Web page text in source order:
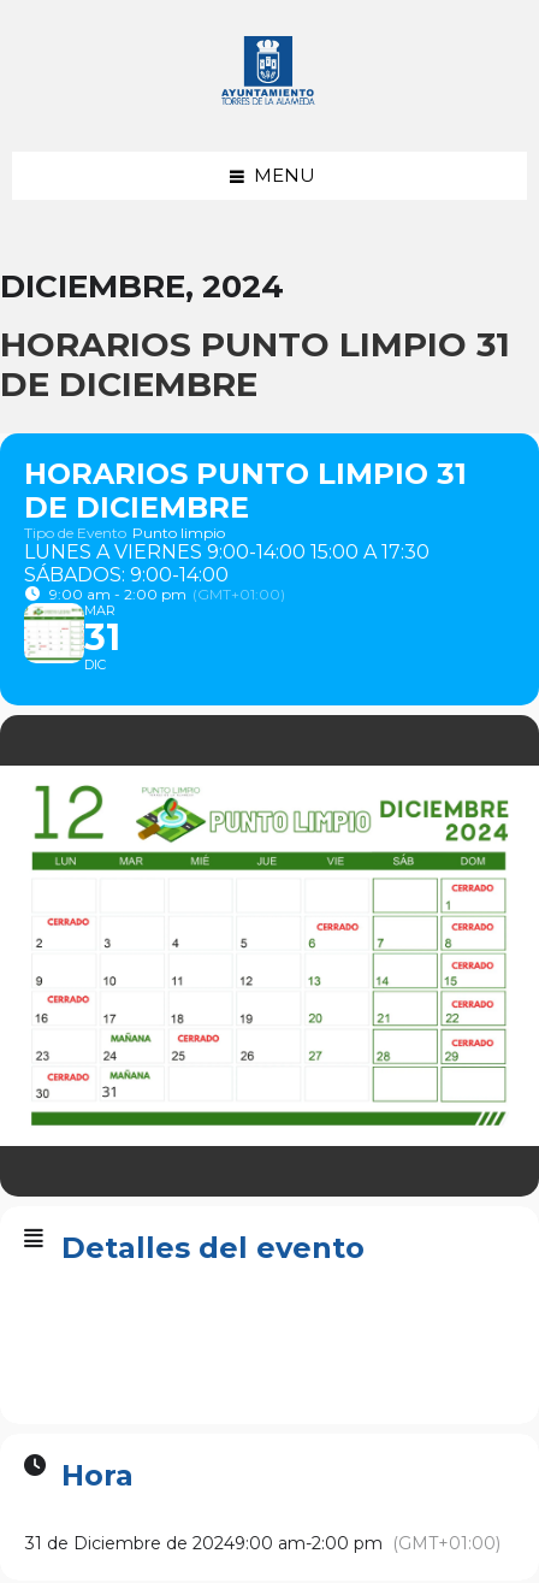
MENU
DICIEMBRE, 2024
HORARIOS PUNTO LIMPIO 31
DE DICIEMBRE
HORARIOS PUNTO LIMPIO 31
DE DICIEMBRE
Tipo de Evento Punto limpio
LUNES A VIERNES 9:00-14:00 15:00 A 17:30
SÁBADOS: 9:00-14:00
9:00 am - 2:00 pm (GMT+01:00)
MAR
31
DIC
Detalles del evento
Hora
31 de Diciembre de 20249:00 am-2:00 pm (GMT+01:00)